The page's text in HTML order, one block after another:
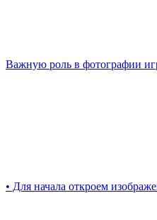
Важную роль в фотографии
• Для начала откроем